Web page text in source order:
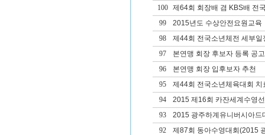
100
제64회 회장배 겸 KBS배 전
99
2015년도 수상안전요원교육
98
제44회 전국소년체전 세부일
97
본연맹 회장 후보자 등록 공고
96
본연맹 회장 입후보자 추천
95
제44회 전국소년체육대회
94
2015 제16회 카잔세계수영
93
2015 광주하계유니버시아드
92
제87회 동아수영대회(2015